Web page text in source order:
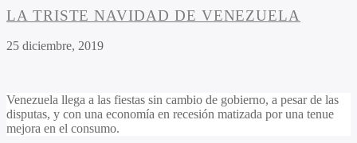
LA TRISTE NAVIDAD DE VENEZUELA
25 diciembre, 2019
Venezuela llega a las fiestas sin cambio de gobierno, a pesar de las
disputas, y con una economía en recesión matizada por una tenue
mejora en el consumo.